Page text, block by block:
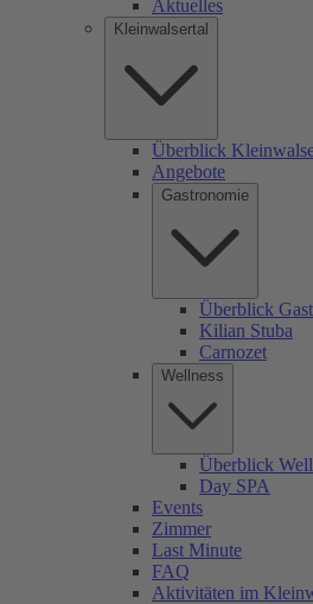
Aktuelles
Kleinwalsertal
Überblick
Angebote
Gastronomie
Überblick
Kilian Stuba
Carnozet
Wellness
Überblick
Day SPA
Events
Zimmer
Last Minute
FAQ
Aktivitäten im